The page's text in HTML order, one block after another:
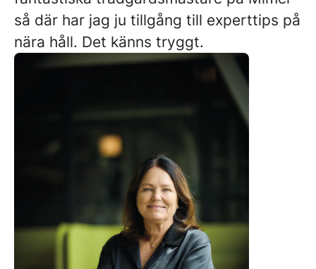
så där har jag ju tillgång till experttips på
nära håll. Det känns tryggt.